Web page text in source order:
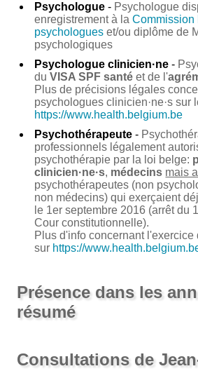
Psychologue - Psychologue
enregistrement à laCommission
psychologues et/ou diplôme de
psychologiques
Psychologue clinicien·ne -
duVISA SPF santé et de l'
Plus de précisions légales
psychologues clinicien·ne·s sur
https://www.health.belgium.be
Psychothérapeute -
professionnels légalement
psychothérapie par la loi belge:
clinicien·ne·s, médecins mais
psychothérapeutes (non
non médecins) qui exerçaient
le 1er septembre 2016 (arrêt du
Cour constitutionnelle).
Plus d'info concernant
sur https://
Présence dans les
résumé
Consultations de